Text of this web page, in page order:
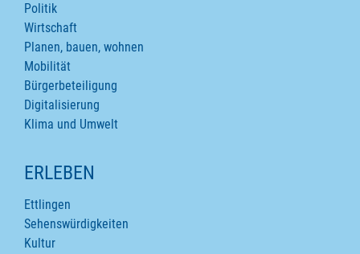
Politik
Wirtschaft
Planen, bauen, wohnen
Mobilität
Bürgerbeteiligung
Digitalisierung
Klima und Umwelt
ERLEBEN
Ettlingen
Sehenswürdigkeiten
Kultur